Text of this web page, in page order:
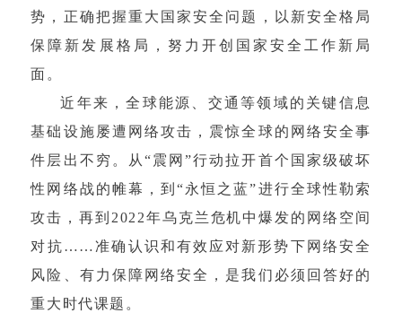
势，正确把握重大国家安全问题，以新安全格局
保障新发展格局，努力开创国家安全工作新局
面。
近年来，全球能源、交通等领域的关键信息
基础设施屡遭网络攻击，震惊全球的网络安全事
件层出不穷。从“震网”行动拉开首个国家级破坏
性网络战的帷幕，到“永恒之蓝”进行全球性勒索
攻击，再到2022年乌克兰危机中爆发的网络空间
对抗……准确认识和有效应对新形势下网络安全
风险、有力保障网络安全，是我们必须回答好的
重大时代课题。